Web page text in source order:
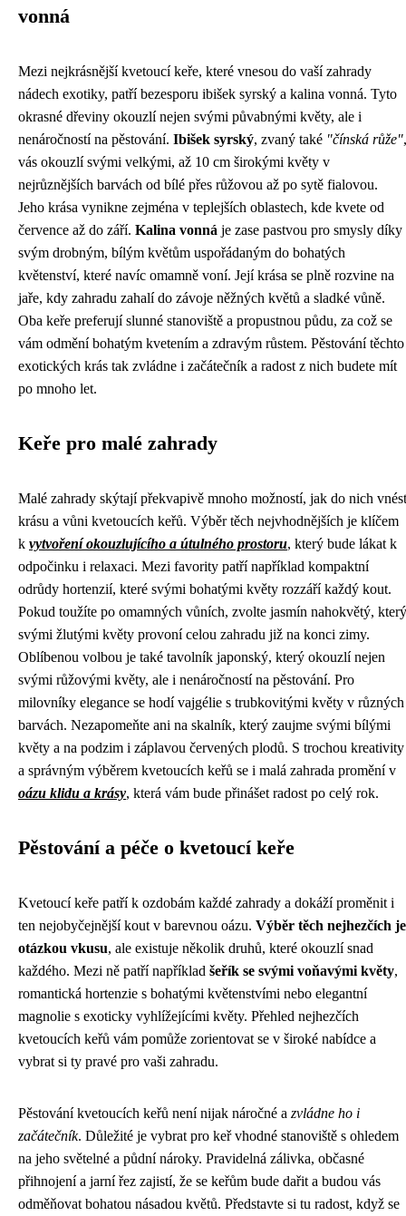
vonná
Mezi nejkrásnější kvetoucí keře, které vnesou do vaší zahrady
nádech exotiky, patří bezesporu ibišek syrský a kalina vonná. Tyto
okrasné dřeviny okouzlí nejen svými půvabnými květy, ale i
nenáročností na pěstování. Ibišek syrský, zvaný také "čínská růže",
vás okouzlí svými velkými, až 10 cm širokými květy v
nejrůznějších barvách od bílé přes růžovou až po sytě fialovou.
Jeho krása vynikne zejména v teplejších oblastech, kde kvete od
července až do září. Kalina vonná je zase pastvou pro smysly díky
svým drobným, bílým květům uspořádaným do bohatých
květenství, které navíc omamně voní. Její krása se plně rozvine na
jaře, kdy zahradu zahalí do závoje něžných květů a sladké vůně.
Oba keře preferují slunné stanoviště a propustnou půdu, za což se
vám odmění bohatým kvetením a zdravým růstem. Pěstování těchto
exotických krás tak zvládne i začátečník a radost z nich budete mít
po mnoho let.
Keře pro malé zahrady
Malé zahrady skýtají překvapivě mnoho možností, jak do nich vnést
krásu a vůni kvetoucích keřů. Výběr těch nejvhodnějších je klíčem
k vytvoření okouzlujícího a útulného prostoru, který bude lákat k
odpočinku i relaxaci. Mezi favority patří například kompaktní
odrůdy hortenzií, které svými bohatými květy rozzáří každý kout.
Pokud toužíte po omamných vůních, zvolte jasmín nahokvětý, který
svými žlutými květy provoní celou zahradu již na konci zimy.
Oblíbenou volbou je také tavolník japonský, který okouzlí nejen
svými růžovými květy, ale i nenáročností na pěstování. Pro
milovníky elegance se hodí vajgélie s trubkovitými květy v různých
barvách. Nezapomeňte ani na skalník, který zaujme svými bílými
květy a na podzim i záplavou červených plodů. S trochou kreativity
a správným výběrem kvetoucích keřů se i malá zahrada promění v
oázu klidu a krásy, která vám bude přinášet radost po celý rok.
Pěstování a péče o kvetoucí keře
Kvetoucí keře patří k ozdobám každé zahrady a dokáží proměnit i
ten nejobyčejnější kout v barevnou oázu. Výběr těch nejhezčích je
otázkou vkusu, ale existuje několik druhů, které okouzlí snad
každého. Mezi ně patří například šeřík se svými voňavými květy,
romantická hortenzie s bohatými květenstvími nebo elegantní
magnolie s exoticky vyhlížejícími květy. Přehled nejhezčích
kvetoucích keřů vám pomůže zorientovat se v široké nabídce a
vybrat si ty pravé pro vaši zahradu.
Pěstování kvetoucích keřů není nijak náročné a zvládne ho i
začátečník. Důležité je vybrat pro keř vhodné stanoviště s ohledem
na jeho světelné a půdní nároky. Pravidelná zálivka, občasné
přihnojení a jarní řez zajistí, že se keřům bude dařit a budou vás
odměňovat bohatou násadou květů. Představte si tu radost, když se